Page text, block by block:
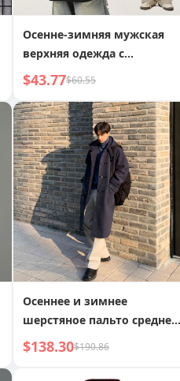
Осенне-зимняя мужская
верхняя одежда с
хлопковой стежкой и
воротником-стойкой в
стиле американского
ретро с вышивкой букв
$43.77$60.55
Осеннее и зимнее
шерстяное пальто средней
длины до колена, мужское
шерстяное пальто
$138.30$190.86